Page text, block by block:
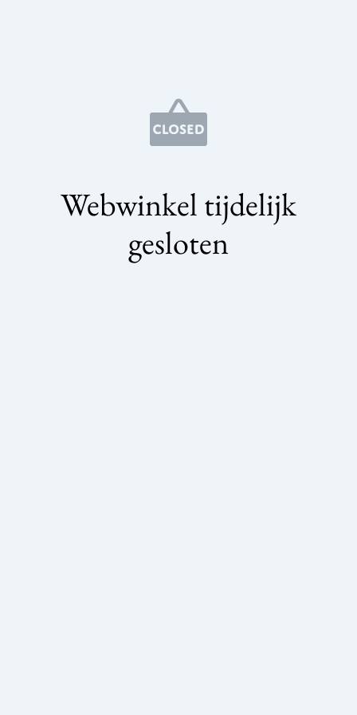
Webwinkel tijdelijk
gesloten